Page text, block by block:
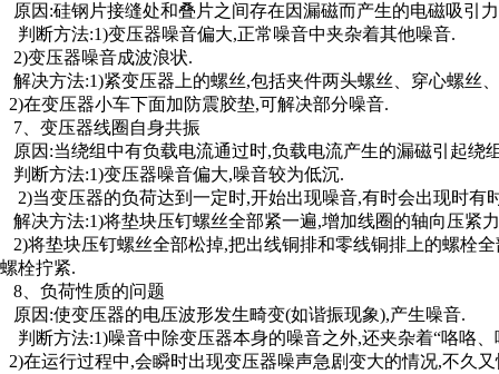
原因:硅钢片接缝处和叠片之间存在因漏磁而产生的电磁吸引
判断方法:1)变压器噪音偏大,正常噪音中夹杂着其他噪音.
2)变压器噪音成波浪状.
解决方法:1)紧变压器上的螺丝,包括夹件两头螺丝、穿心螺丝
2)在变压器小车下面加防震胶垫,可解决部分噪音.
7、变压器线圈自身共振
原因:当绕组中有负载电流通过时,负载电流产生的漏磁引起绕
判断方法:1)变压器噪音偏大,噪音较为低沉.
2)当变压器的负荷达到一定时,开始出现噪音,有时会出现时有
解决方法:1)将垫块压钉螺丝全部紧一遍,增加线圈的轴向压紧
2)将垫块压钉螺丝全部松掉,把出线铜排和零线铜排上的螺栓
螺栓拧紧.
8、负荷性质的问题
原因:使变压器的电压波形发生畸变(如谐振现象),产生噪音.
判断方法:1)噪音中除变压器本身的噪音之外,还夹杂着“咯咯
2)在运行过程中,会瞬时出现变压器噪声急剧变大的情况,不久